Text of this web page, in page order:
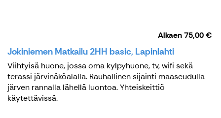
Alkaen75,00 €
Jokiniemen Matkailu 2HH basic, Lapinlahti
Viihtyisä huone, jossa oma kylpyhuone, tv, wifi sekä
terassi järvinäköalalla. Rauhallinen sijainti maaseudulla
järven rannalla lähellä luontoa. Yhteiskeittiö
käytettävissä.